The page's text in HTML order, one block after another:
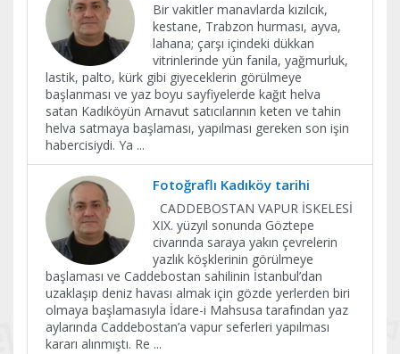
Bir vakitler manavlarda kızılcık,
kestane, Trabzon hurması, ayva,
lahana; çarşı içindeki dükkan
vitrinlerinde yün fanila, yağmurluk,
lastik, palto, kürk gibi giyeceklerin görülmeye
başlanması ve yaz boyu sayfiyelerde kağıt helva
satan Kadıköyün Arnavut satıcılarının keten ve tahin
helva satmaya başlaması, yapılması gereken son işin
habercisiydi. Ya ...
Fotoğraflı Kadıköy tarihi
CADDEBOSTAN VAPUR İSKELESİ
XIX. yüzyıl sonunda Göztepe
civarında saraya yakın çevrelerin
yazlık köşklerinin görülmeye
başlaması ve Caddebostan sahilinin İstanbul’dan
uzaklaşıp deniz havası almak için gözde yerlerden biri
olmaya başlamasıyla İdare-i Mahsusa tarafından yaz
aylarında Caddebostan’a vapur seferleri yapılması
kararı alınmıştı. Re ...